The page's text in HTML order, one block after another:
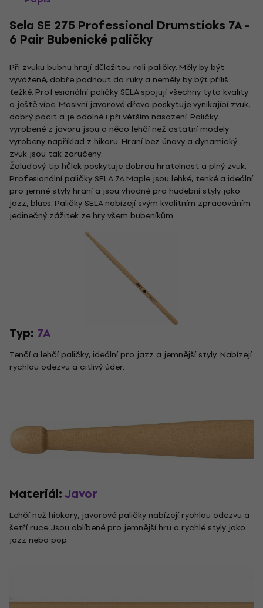
Sela SE 275 Professional Drumsticks 7A -
6 Pair Bubenické paličky
Při zvuku bubnu hrají důležitou roli paličky. Měly by být
vyvážené, dobře padnout do ruky a neměly by být příliš
ťežké. Profesionální paličky SELA spojují všechny tyto kvality
a ještě více. Masivní javorové dřevo poskytuje vynikající zvuk,
dobrý pocit a je odolné i při větším nasazení. Paličky
vyrobené z javoru jsou o něco lehčí než ostatní modely
vyrobeny například z hikoru. Hraní bez únavy a dynamický
zvuk jsou tak zaručeny.
Žaluďový tip hůlek poskytuje dobrou hratelnost a plný zvuk.
Profesionální paličky SELA 7A Maple jsou lehké, tenké a ideální
pro jemné styly hraní a jsou vhodné pro hudební styly jako
jazz, blues. Paličky SELA nabízejí svým kvalitním zpracováním
jedinečný zážitek ze hry všem bubeníkům.
Typ: 7A
Tenčí a lehčí paličky, ideální pro jazz a jemnější styly. Nabízejí
rychlou odezvu a citlivý úder.
Materiál:Javor
Lehčí než hickory, javorové paličky nabízejí rychlou odezvu a
šetří ruce. Jsou oblíbené pro jemnější hru a rychlé styly jako
jazz nebo pop.